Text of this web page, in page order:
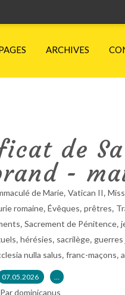
ARCHIVES
de
-
de Marie, Vatican II,
romaine, Évêques, prêtres,
, Sacrement de Pénitence,
, hérésies, sacrilège,
nulla salus, franc-maçons,
07.05.2026 …
Par dominicanus